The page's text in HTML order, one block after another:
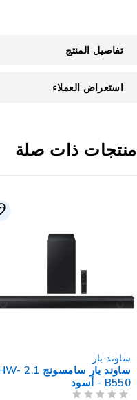
تفاصيل المنتج
استعراض العملاء
ذات صلة
ساوند بار
ساوند يار سامسونج 2.1 HW-
B550 - أسود